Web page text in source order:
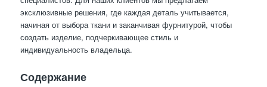
эксклюзивные решения, где каждая деталь учитывается,
начиная от выбора ткани и заканчивая фурнитурой, чтобы
создать изделие, подчеркивающее стиль и
индивидуальность владельца.
Содержание